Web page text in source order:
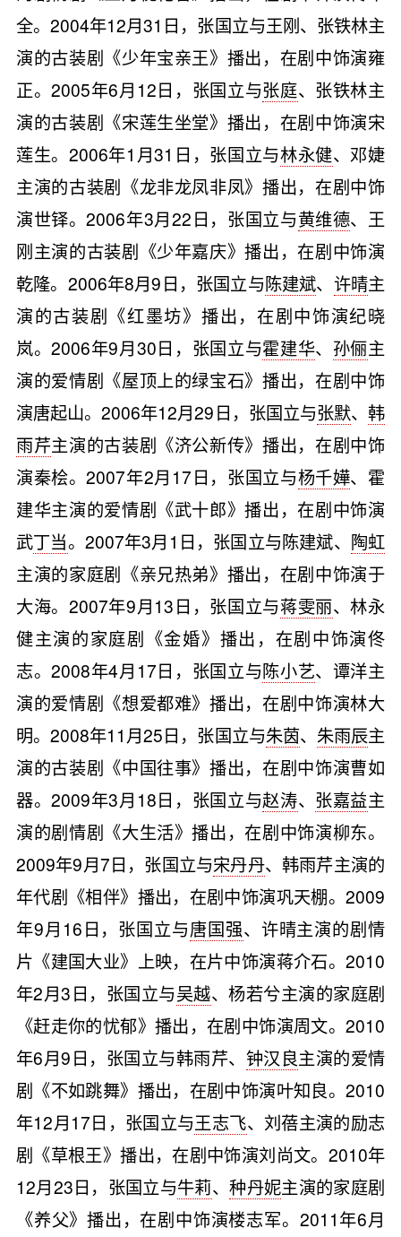
全。2004年12月31日，张国立与王刚、张铁林主
演的古装剧《少年宝亲王》播出，在剧中饰演雍
正。2005年6月12日，张国立与张庭、张铁林主
演的古装剧《宋莲生坐堂》播出，在剧中饰演宋
莲生。2006年1月31日，张国立与林永健、邓婕
主演的古装剧《龙非龙凤非凤》播出，在剧中饰
演世铎。2006年3月22日，张国立与黄维德、王
刚主演的古装剧《少年嘉庆》播出，在剧中饰演
乾隆。2006年8月9日，张国立与陈建斌、 许晴主
演的古装剧《红墨坊》播出，在剧中饰演纪晓
岚。2006年9月30日，张国立与霍建华、 孙俪主
演的爱情剧《屋顶上的绿宝石》播出，在剧中饰
演唐起山。2006年12月29日，张国立与张默、韩
雨芹主演的古装剧《济公新传》播出，在剧中饰
演秦桧。2007年2月17日，张国立与杨千嬅、霍
建华主演的爱情剧《武十郎》播出，在剧中饰演
武丁当。2007年3月1日，张国立与陈建斌、 陶虹
主演的家庭剧《亲兄热弟》播出，在剧中饰演于
大海。2007年9月13日，张国立与蒋雯丽、林永
健主演的家庭剧《金婚》播出，在剧中饰演佟
志。2008年4月17日，张国立与陈小艺、谭洋主
演的爱情剧《想爱都难》播出，在剧中饰演林大
明。2008年11月25日，张国立与朱茵、 朱雨辰主
演的古装剧《中国往事》播出，在剧中饰演曹如
器。2009年3月18日，张国立与赵涛、 张嘉益主
演的剧情剧《大生活》播出，在剧中饰演柳东。
2009年9月7日，张国立与宋丹丹、韩雨芹主演的
年代剧《相伴》播出，在剧中饰演巩天棚。2009
年9月16日，张国立与唐国强、许晴主演的剧情
片《建国大业》上映，在片中饰演蒋介石。2010
年2月3日，张国立与吴越、杨若兮主演的家庭剧
《赶走你的忧郁》播出，在剧中饰演周文。2010
年6月9日，张国立与韩雨芹、 钟汉良主演的爱情
剧《不如跳舞》播出，在剧中饰演叶知良。2010
年12月17日，张国立与王志飞、刘蓓主演的励志
剧《草根王》播出，在剧中饰演刘尚文。2010年
12月23日，张国立与牛莉、种丹妮主演的家庭剧
《养父》播出，在剧中饰演楼志军。2011年6月